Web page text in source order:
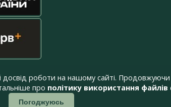
роботи на нашому сайті. Продовжуючи
про політику використання
Погоджуюсь